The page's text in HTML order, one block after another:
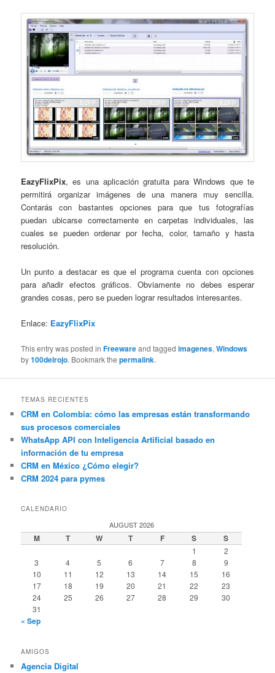
EazyFlixPix, es una aplicación gratuita para Windows que te
permitirá organizar imágenes de una manera muy sencilla.
Contarás con bastantes opciones para que tus fotografías
puedan ubicarse correctamente en carpetas individuales, las
cuales se pueden ordenar por fecha, color, tamaño y hasta
resolución.
Un punto a destacar es que el programa cuenta con opciones
para añadir efectos gráficos. Obviamente no debes esperar
grandes cosas, pero se pueden lograr resultados interesantes.
Enlace: EazyFlixPix
This entry was posted inFreewareand taggedimagenes,Windows
by100delrojo. Bookmark thepermalink.
TEMAS RECIENTES
CRM en Colombia: cómo las empresas están transformando
sus procesos comerciales
WhatsApp API con Inteligencia Artificial basado en
información de tu empresa
CRM en México ¿Cómo elegir?
CRM 2024 para pymes
CALENDARIO
AUGUST 2026
M T W T F S S
1
2
3
4 5 6 7 8
9
10
11 12 13 14 15
16
17
18 19 20 21 22
23
24
25 26 27 28 29
30
31
« Sep
AMIGOS
Agencia Digital